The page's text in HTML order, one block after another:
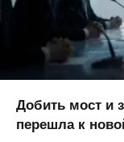
Добить мост и
перешла к